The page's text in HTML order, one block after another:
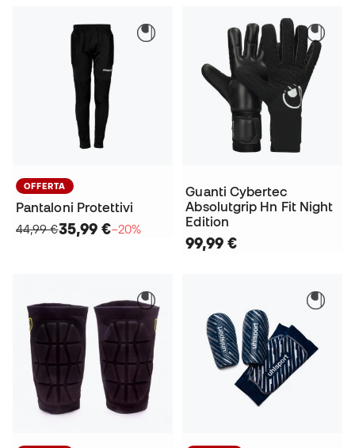
OFFERTA
Pantaloni Protettivi
44,99 €35,99 €−20%
Guanti Cybertec
Absolutgrip Hn Fit Night
Edition
99,99 €